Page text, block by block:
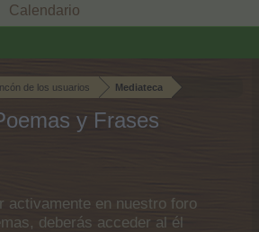
de los usuarios Mediateca
y Frases
activamente en nuestro foro
deberás acceder al él
Calendario